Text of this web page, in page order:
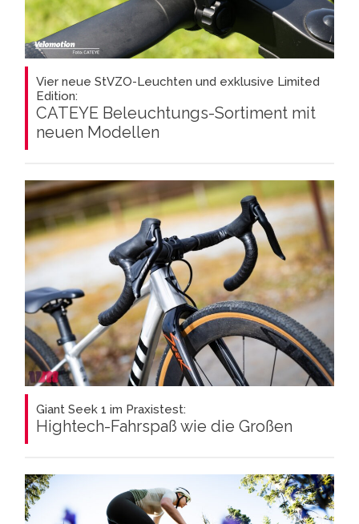
Vier neue StVZO-Leuchten und exklusive Limited
Edition:
CATEYE Beleuchtungs-Sortiment mit
neuen Modellen
Giant Seek 1 im Praxistest:
Hightech-Fahrspaß wie die Großen